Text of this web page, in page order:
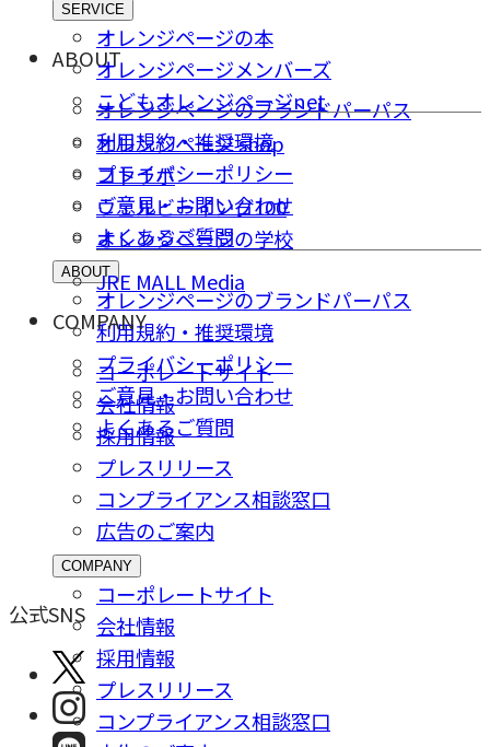
SERVICE
オレンジページの本
オレンジページメンバーズ
こどもオレンジページnet
オレンジページ shop
コトラボ
ウェルビーイング100
オレンジページの学校
JRE MALL Media
ABOUT
オレンジページのブランドパーパス
利用規約・推奨環境
プライバシーポリシー
ご意⾒・お問い合わせ
よくあるご質問
ABOUT
オレンジページのブランドパーパス
利用規約・推奨環境
プライバシーポリシー
ご意⾒・お問い合わせ
よくあるご質問
COMPANY
コーポレートサイト
会社情報
採⽤情報
プレスリリース
コンプライアンス相談窓⼝
広告のご案内
COMPANY
コーポレートサイト
会社情報
採⽤情報
プレスリリース
コンプライアンス相談窓⼝
公式SNS